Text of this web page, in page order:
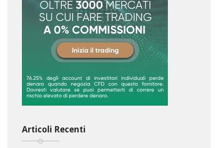
Articoli Recenti